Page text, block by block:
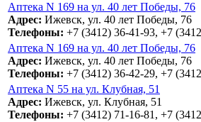
Аптека N 169 на ул. 40 лет Победы, 76
Адрес: Ижевск, ул. 40 лет Победы, 76
Телефоны: +7 (3412) 36-41-93, +7
Аптека N 169 на ул. 40 лет Победы, 76
Адрес: Ижевск, ул. 40 лет Победы, 76
Телефоны: +7 (3412) 36-42-29, +7
Аптека N 55 на ул. Клубная, 51
Адрес: Ижевск, ул. Клубная, 51
Телефоны: +7 (3412) 71-16-81, +7